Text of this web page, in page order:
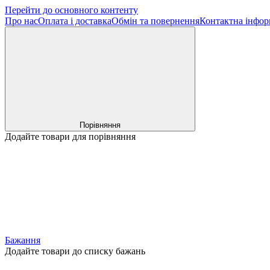
Перейти до основного контенту
Про насОплата і доставкаОбмін та поверненняКонтактна
Порівняння
Додайте товари для порівняння
Бажання
Додайте товари до списку бажань